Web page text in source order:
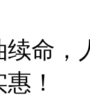
，人
！